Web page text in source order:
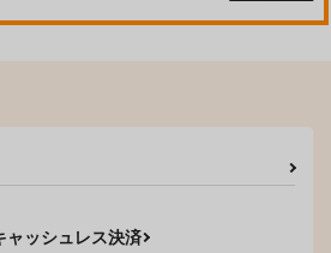
ャッシュレス決済